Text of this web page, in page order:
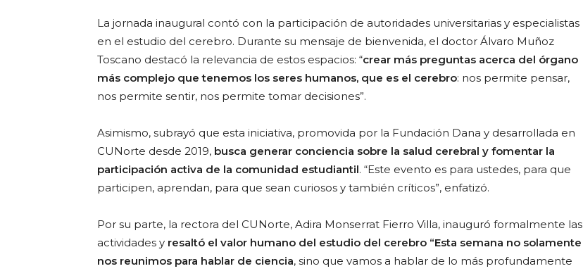
La jornada inaugural contó con la participación de autoridades universitarias y especialistas
en el estudio del cerebro. Durante su mensaje de bienvenida, el doctor Álvaro Muñoz
Toscano destacó la relevancia de estos espacios: “crear más preguntas acerca del órgano
más complejo que tenemos los seres humanos, que es el cerebro: nos permite pensar,
nos permite sentir, nos permite tomar decisiones”.
Asimismo, subrayó que esta iniciativa, promovida por la Fundación Dana y desarrollada en
CUNorte desde 2019, busca generar conciencia sobre la salud cerebral y fomentar la
participación activa de la comunidad estudiantil. “Este evento es para ustedes, para que
participen, aprendan, para que sean curiosos y también críticos”, enfatizó.
Por su parte, la rectora del CUNorte, Adira Monserrat Fierro Villa, inauguró formalmente las
actividades y resaltó el valor humano del estudio del cerebro “Esta semana no solamente
nos reunimos para hablar de ciencia, sino que vamos a hablar de lo más profundamente